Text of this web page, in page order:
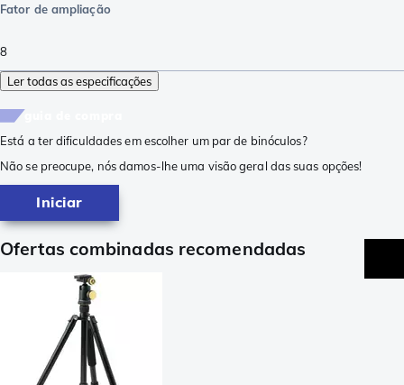
Fator de ampliação
8
Ler todas as especificações
Está a ter dificuldades em escolher um par de binóculos?
Não se preocupe, nós damos-lhe uma visão geral das suas opções!
Iniciar
Ofertas combinadas recomendadas